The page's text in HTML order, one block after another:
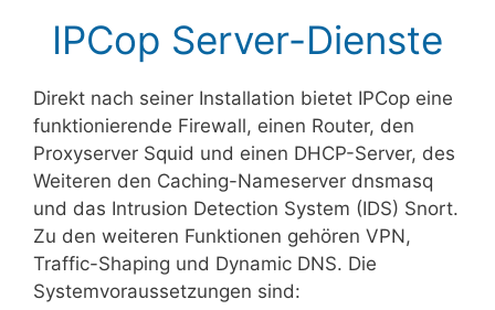
IPCop Server-Dienste
Direkt nach seiner Installation bietet IPCop eine
funktionierende Firewall, einen Router, den
Proxyserver Squid und einen DHCP-Server, des
Weiteren den Caching-Nameserver dnsmasq
und das Intrusion Detection System (IDS) Snort.
Zu den weiteren Funktionen gehören VPN,
Traffic-Shaping und Dynamic DNS. Die
Systemvoraussetzungen sind: